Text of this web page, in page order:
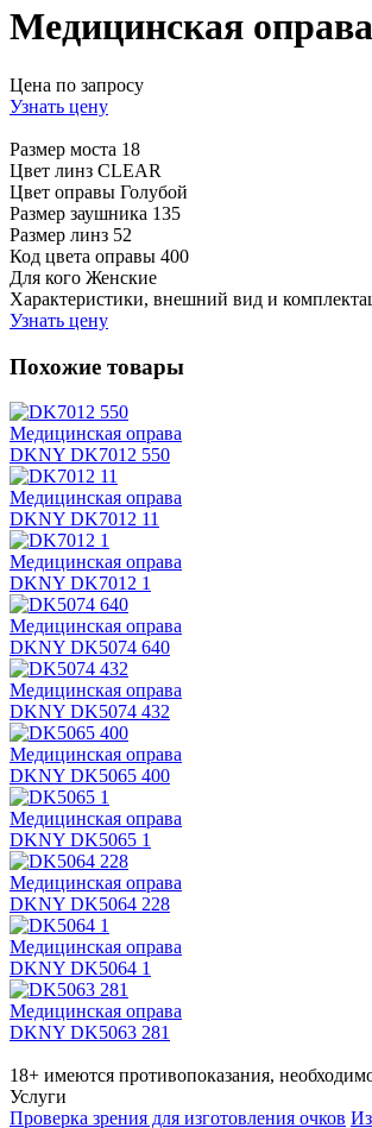
Медицинская
Цена по запросу
Узнать цену
Размер моста 18
Цвет линз CLEAR
Цвет оправы Голубой
Размер заушника 135
Размер линз 52
Код цвета оправы 400
Для кого Женские
Характеристики, внешний вид и
Узнать цену
Похожие товары
Медицинская оправа
DKNY DK7012 550
Медицинская оправа
DKNY DK7012 11
Медицинская оправа
DKNY DK7012 1
Медицинская оправа
DKNY DK5074 640
Медицинская оправа
DKNY DK5074 432
Медицинская оправа
DKNY DK5065 400
Медицинская оправа
DKNY DK5065 1
Медицинская оправа
DKNY DK5064 228
Медицинская оправа
DKNY DK5064 1
Медицинская оправа
DKNY DK5063 281
18+ имеются противопоказания,
Услуги
Проверка зрения для изготовления очков